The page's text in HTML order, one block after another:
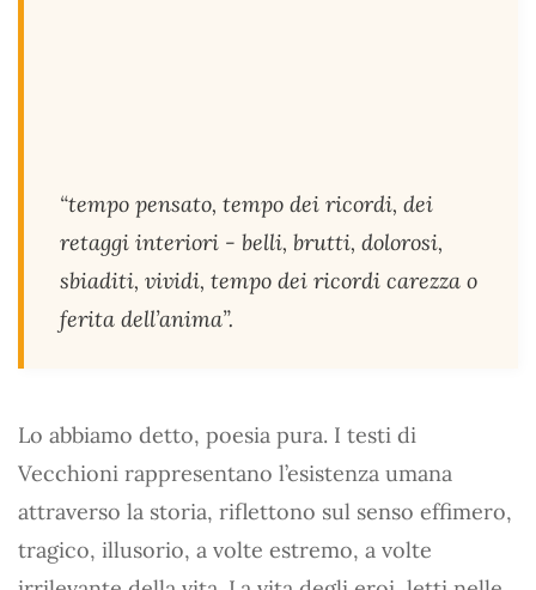
“tempo pensato, tempo dei ricordi, dei
retaggi interiori - belli, brutti, dolorosi,
sbiaditi, vividi, tempo dei ricordi carezza o
ferita dell’anima”.
Lo abbiamo detto, poesia pura. I testi di
Vecchioni rappresentano l’esistenza umana
attraverso la storia, riflettono sul senso effimero,
tragico, illusorio, a volte estremo, a volte